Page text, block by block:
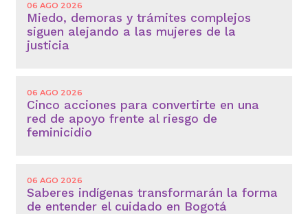
06 AGO 2026
Miedo, demoras y trámites complejos
siguen alejando a las mujeres de la
justicia
06 AGO 2026
Cinco acciones para convertirte en una
red de apoyo frente al riesgo de
feminicidio
06 AGO 2026
Saberes indígenas transformarán la forma
de entender el cuidado en Bogotá